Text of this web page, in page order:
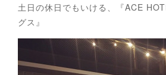
土日の休日でもいける、『ACE
グス』